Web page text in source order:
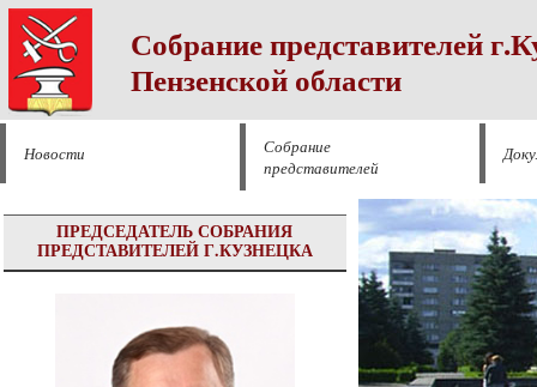
Собрание представителей
Пензенской области
Новости
Собрание
представителей
ПРЕДСЕДАТЕЛЬ СОБРАНИЯ
ПРЕДСТАВИТЕЛЕЙ Г.КУЗНЕЦКА